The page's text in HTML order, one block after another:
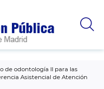
de odontología II para las
Asistencial de Atención